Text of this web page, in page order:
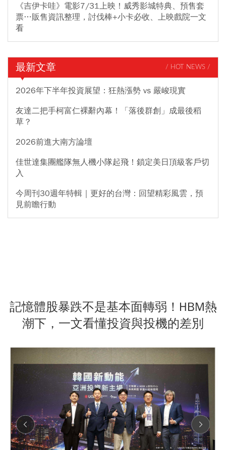
《吉伊卡哇》電影7/31上映！威秀影城特典、預售套
票…販售資訊整理，討伐棒+小卡必收、上映戲院一文
看
最新文章 / HOT NEWS /
2026年下半年投資展望：狂熱漲勢 vs 嚴峻現實
友達二把手柯富仁裸辭內幕！「落後群創」成最後稻
草？
2026前進大南方論壇
佳世達集團艦隊無人機小隊起飛！鎖定美日頂級客戶切
入
今周刊30週年特輯｜更好的台灣：回望精彩風雲，預
見前瞻行動
記憶體股暴跌不是基本面轉弱！HBM熱
潮下，一文看懂投資與投機的差別